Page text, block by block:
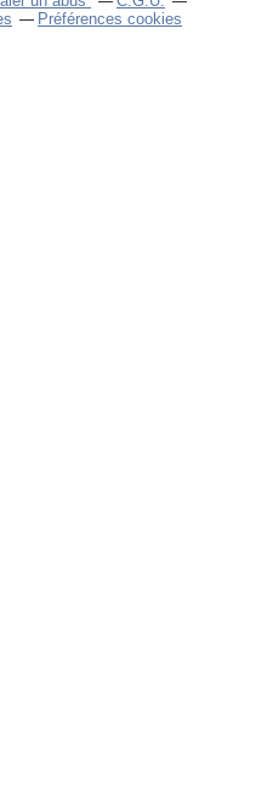
Préférences cookies